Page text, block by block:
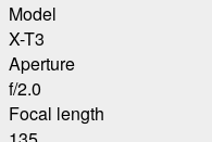
Model
X-T3
Aperture
f/2.0
Focal length